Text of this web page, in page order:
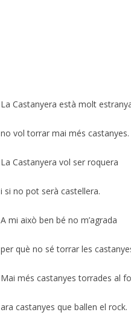
La Castanyera està molt
no vol torrar mai més castanyes.
La Castanyera vol ser roquera
i si no pot serà castellera.
A mi això ben bé no m’agrada
per què no sé torrar les
Mai més castanyes torrades al
ara castanyes que ballen el rock.